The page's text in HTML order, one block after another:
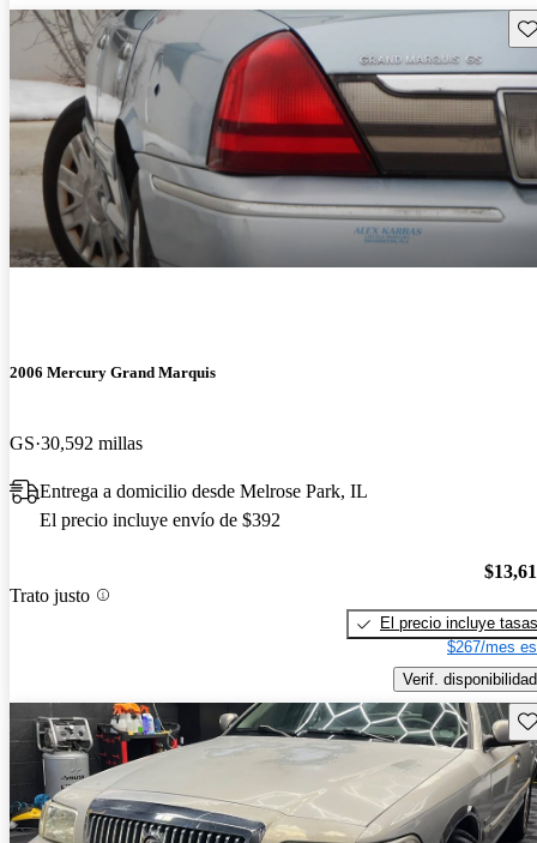
2006 Mercury Grand Marquis
GS 30,592 millas
Entrega a domicilio desde Melrose Park, IL
El precio incluye envío de $392
Trato justo
El precio incluye tasas
$267/mes
Verif. disponibilidad